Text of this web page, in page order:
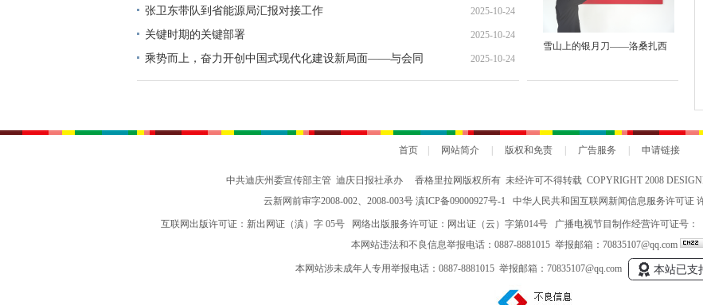
张卫东带队到省能源局汇报对接工作 2025-10-24
关键时期的关键部署 2025-10-24
乘势而上，奋力开创中国式现代化建设新局面——与会同
志谈贯彻落实党的二十届四中全会精神
2025-10-24
雪山上的银月刀——洛桑扎西